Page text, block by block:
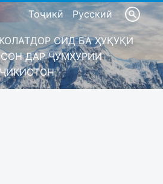
Тоҷикӣ Русский
ОИД БА ҲУҚУҚИ
ДАР ҶУМҲУРИИ